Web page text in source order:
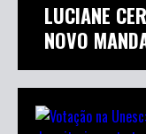
LUCIANE
NOVO